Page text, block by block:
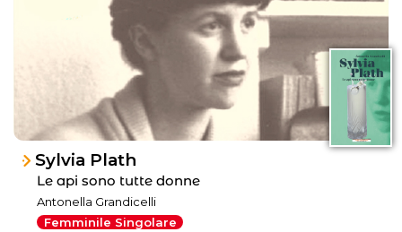
Sylvia Plath
Le api sono tutte donne
Antonella Grandicelli
Femminile Singolare